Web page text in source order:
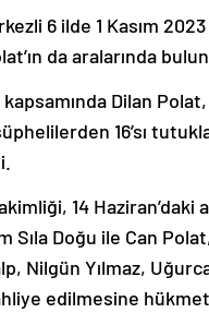
6 ilde 1 Kasım
da aralarında
Dilan
16’sı
14
Sıla Doğu ile Can
Nilgün Yılmaz,
edilmesine